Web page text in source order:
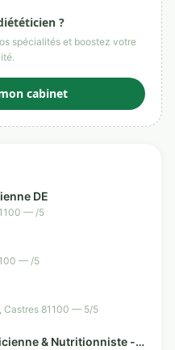
?
spécialités et boostez votre
cabinet
DE
— /5
— /5
Castres 81100 — 5/5
& Nutritionniste -